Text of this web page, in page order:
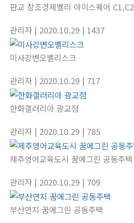
판교 창조경제벨리 아이스퀘어
관리자 | 2020.10.29 | 1437
미사강변오벨리스크
관리자 | 2020.10.29 | 717
한화갤러리아 광교점
관리자 | 2020.10.29 | 785
제주영어교육도시 꿈에그린 공동주택
관리자 | 2020.10.29 | 709
부산연지 꿈에그린 공동주택